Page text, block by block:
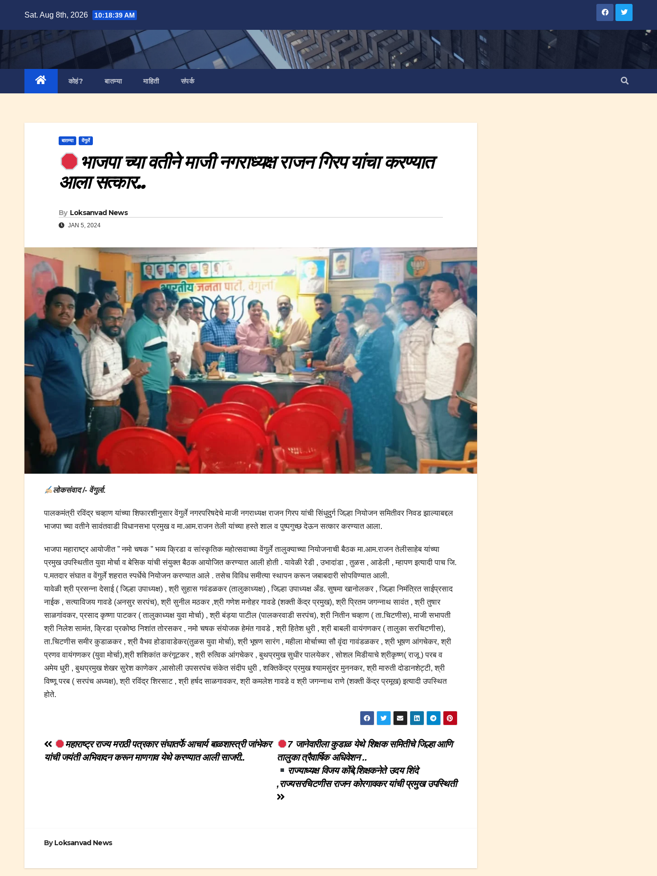
content
Sat. Aug 8th, 2026 10:18:40 AM
कोहं? बातम्या माहिती संपर्क
बातम्या वेंगुर्ले
भाजपा च्या वतीने माजी नगराध्यक्ष राजन गिरप यांचा करण्यात
आला सत्कार..
By Loksanvad News
JAN 5, 2024
लोकसंवाद /- वेंगुर्ला.
पालकमंत्री रविंद्र चव्हाण यांच्या शिफारशीनुसार वेंगुर्ले नगरपरिषदेचे माजी नगराध्यक्ष राजन गिरप यांची सिंधुदुर्ग जिल्हा नियोजन समितीवर निवड झाल्याबद्दल
भाजपा च्या वतीने सावंतवाडी विधानसभा प्रमुख व मा.आम.राजन तेली यांच्या हस्ते शाल व पुष्पगुच्छ देऊन सत्कार करण्यात आला.
भाजपा महाराष्ट्र आयोजीत ” नमो चषक ” भव्य क्रिडा व सांस्कृतिक महोत्सवाच्या वेंगुर्ले तालुक्याच्या नियोजनाची बैठक मा.आम.राजन तेलीसाहेब यांच्या
प्रमुख उपस्थितीत युवा मोर्चा व बेसिक यांची संयुक्त बैठक आयोजित करण्यात आली होती . यावेळी रेडी , उभादांडा , तुळस , आडेली , म्हापण इत्यादी पाच जि.
प.मतदार संघात व वेंगुर्ले शहरात स्पर्धेचे नियोजन करण्यात आले . तसेच विविध समीत्या स्थापन करून जबाबदारी सोपविण्यात आली.
यावेळी श्री प्रसन्ना देसाई ( जिल्हा उपाध्यक्ष) , श्री सुहास गवंडळकर (तालुकाध्यक्ष) , जिल्हा उपाध्यक्ष अँड. सुषमा खानोलकर , जिल्हा निमंत्रित साईप्रसाद
नाईक , सत्याविजय गावडे (अनसुर सरपंच), श्री सुनील मठकर ,श्री गणेश मनोहर गावडे (शक्ती केंद्र प्रमुख), श्री प्रितम जगन्नाथ सावंत , श्री तुषार
साळगांवकर, प्रसाद कृष्णा पाटकर ( तालुकाध्यक्ष युवा मोर्चा) , श्री बंड्या पाटील (पालकरवाडी सरपंच), श्री नितीन चव्हाण ( ता.चिटणीस), माजी सभापती
श्री निलेश सामंत, क्रिडा प्रकोष्ठ निशांत तोरसकर , नमो चषक संयोजक हेमंत गावडे , श्री हितेश धुरी , श्री बाबली वायंगणकर ( तालुका सरचिटणीस),
ता.चिटणीस समीर कुडाळकर , श्री वैभव होडावाडेकर(तुळस युवा मोर्चा), श्री भूषण सारंग , महीला मोर्चाच्या सौ वृंदा गावंडळकर , श्री भूषण आंगचेकर, श्री
प्रणव वायंगणकर (युवा मोर्चा),श्री शशिकांत करंगूटकर , श्री रुत्विक आंगचेकर , बुथप्रमुख सुधीर पालयेकर , सोशल मिडीयाचे श्रीकृष्ण( राजू ) परब व
अमेय धुरी , बुथप्रमुख शेखर सुरेश काणेकर ,आसोली उपसरपंच संकेत संदीप धुरी , शक्तिकेंद्र प्रमुख श्यामसुंदर मुननकर, श्री मारुती दोडानशेट्टी, श्री
विष्णू परब ( सरपंच अध्यक्ष), श्री रविंद्र शिरसाट , श्री हर्षद साळगावकर, श्री कमलेश गावडे व श्री जगन्नाथ राणे (शक्ती केंद्र प्रमूख) इत्यादी उपस्थित
होते.
Post
7 जानेवारीला कुडाळ येथे शिक्षक समितीचे जिल्हा आणि
तालुका त्रैवार्षिक अधिवेशन ..
राज्याध्यक्ष विजय कोंबे,शिक्षकनेते उदय शिंदे
,राज्यसरचिटणीस राजन कोरगावकर यांची प्रमुख उपस्थिती
महाराष्ट्र राज्य मराठी पत्रकार संघातर्फे आचार्य बाळशास्त्री जांभेकर
यांची जयंती अभिवादन करून माणगाव येथे करण्यात आली साजरी..
ByLoksanvad News